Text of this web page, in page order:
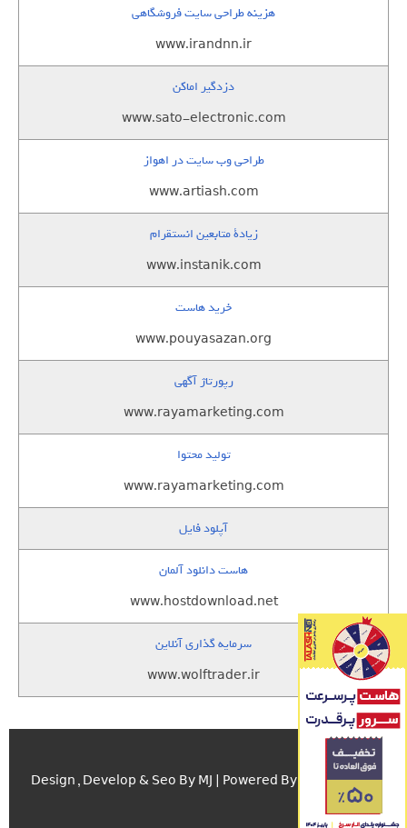
هزینه طراحی سایت فروشگاهی
www.irandnn.ir
دزدگیر اماکن
www.sato-electronic.com
طراحی وب سایت در اهواز
www.artiash.com
زيادة متابعين انستقرام
www.instanik.com
خرید هاست
www.pouyasazan.org
رپورتاژ آگهی
www.rayamarketing.com
تولید محتوا
www.rayamarketing.com
آپلود فایل
هاست دانلود آلمان
www.hostdownload.net
سرمایه گذاری آنلاین
www.wolftrader.ir
Design , Develop & Seo By MJ | Powered By اسکریپت.com